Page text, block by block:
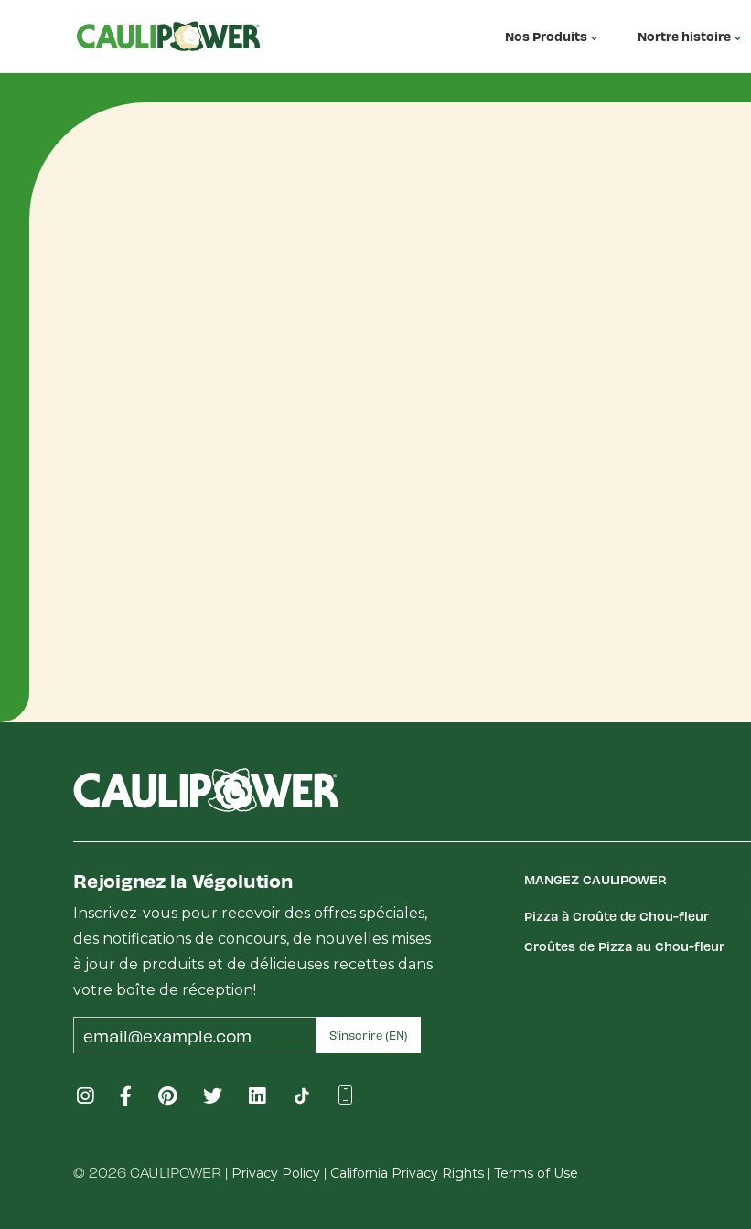
Nos Produits Nortre histoire
Rejoignez la Végolution
Inscrivez-vous pour recevoir des offres spéciales,
des notifications de concours, de nouvelles mises
à jour de produits et de délicieuses recettes dans
votre boîte de réception!
Address
S'inscrire (EN)
MANGEZ CAULIPOWER
Pizza à Croûte de Chou-fleur
Croûtes de Pizza au Chou-fleur
© 2026 CAULIPOWER | Privacy Policy | California Privacy Rights | Terms of Use